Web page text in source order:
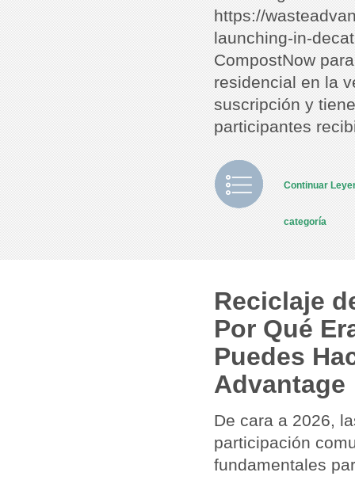
https://
launching-in-
CompostNow
residencial en la
suscripción y
participantes
Continuar
categoría
Reciclaje
Por Qué
Puedes
Advantage
De cara a 2026,
participación
fundamentales